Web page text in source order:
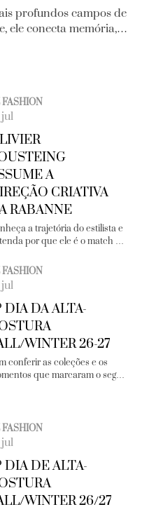
profundos campos de
ele conecta memória,…
FASHION
jul
A
CRIATIVA
RABANNE
a trajetória do estilista e
por que ele é o match …
FASHION
jul
DIA DA ALTA-
WINTER 26-27
conferir as coleções e os
que marcaram o seg…
FASHION
jul
DIA DE ALTA-
WINTER 26/27